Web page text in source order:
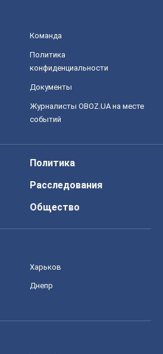
Команда
Политика
конфиденциальности
Документы
Журналисты OBOZ.UA на месте
событий
Политика
Расследования
Общество
Харьков
Днепр